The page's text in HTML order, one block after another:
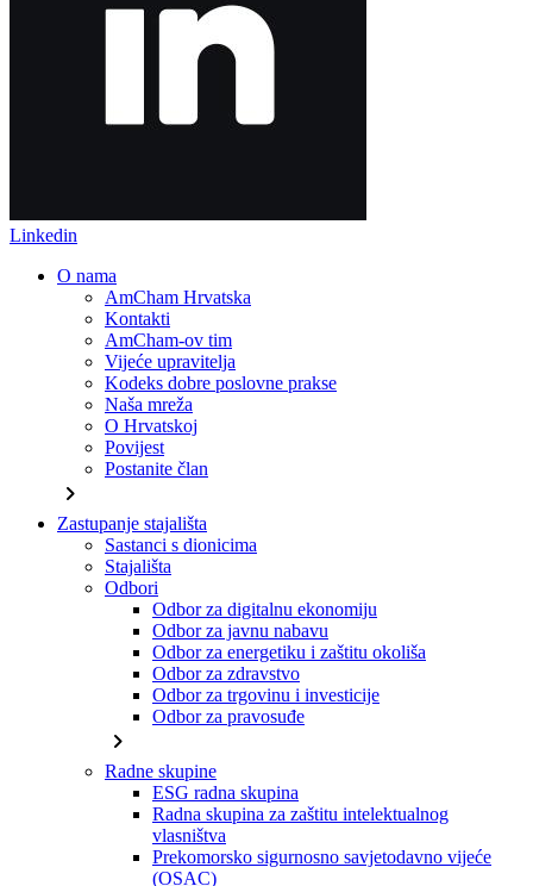
Linkedin
O nama
AmCham Hrvatska
Kontakti
AmCham-ov tim
Vijeće upravitelja
Kodeks dobre poslovne prakse
Naša mreža
O Hrvatskoj
Povijest
Postanite član
chevron_right
Zastupanje stajališta
Sastanci s dionicima
Stajališta
Odbori
Odbor za digitalnu ekonomiju
Odbor za javnu nabavu
Odbor za energetiku i zaštitu okoliša
Odbor za zdravstvo
Odbor za trgovinu i investicije
Odbor za pravosuđe
chevron_right
Radne skupine
ESG radna skupina
Radna skupina za zaštitu intelektualnog
vlasništva
Prekomorsko sigurnosno savjetodavno vijeće
(OSAC)